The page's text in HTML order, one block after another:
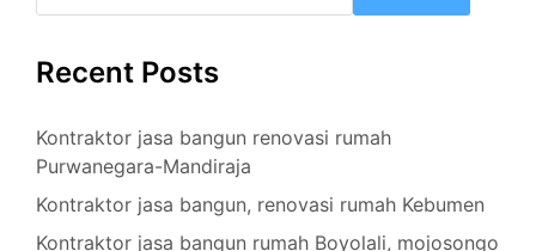
Recent Posts
Kontraktor jasa bangun renovasi rumah
Purwanegara-Mandiraja
Kontraktor jasa bangun, renovasi rumah Kebumen
Kontraktor jasa bangun rumah Boyolali, mojosongo